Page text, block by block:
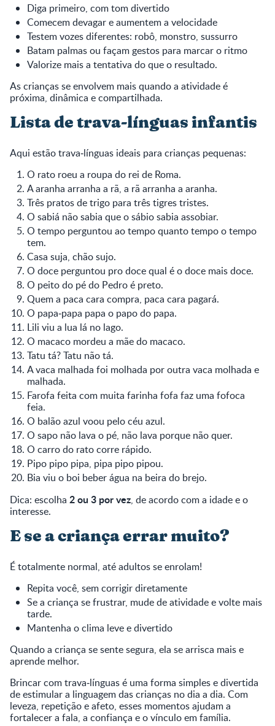
Diga primeiro, com tom divertido
Comecem devagar e aumentem a velocidade
Testem vozes diferentes: robô, monstro, sussurro
Batam palmas ou façam gestos para marcar o ritmo
Valorize mais a tentativa do que o resultado.
As crianças se envolvem mais quando a atividade é
próxima, dinâmica e compartilhada.
Lista de trava‑línguas infantis
Aqui estão trava‑línguas ideais para crianças pequenas:
O rato roeu a roupa do rei de Roma.
A aranha arranha a rã, a rã arranha a aranha.
Três pratos de trigo para três tigres tristes.
O sabiá não sabia que o sábio sabia assobiar.
O tempo perguntou ao tempo quanto tempo o tempo
tem.
Casa suja, chão sujo.
O doce perguntou pro doce qual é o doce mais doce.
O peito do pé do Pedro é preto.
Quem a paca cara compra, paca cara pagará.
O papa‑papa papa o papo do papa.
Lili viu a lua lá no lago.
O macaco mordeu a mãe do macaco.
Tatu tá? Tatu não tá.
A vaca malhada foi molhada por outra vaca molhada e
malhada.
Farofa feita com muita farinha fofa faz uma fofoca
feia.
O balão azul voou pelo céu azul.
O sapo não lava o pé, não lava porque não quer.
O carro do rato corre rápido.
Pipo pipo pipa, pipa pipo pipou.
Bia viu o boi beber água na beira do brejo.
Dica: escolha 2 ou 3 por vez, de acordo com a idade e o
interesse.
E se a criança errar muito?
É totalmente normal, até adultos se enrolam!
Repita você, sem corrigir diretamente
Se a criança se frustrar, mude de atividade e volte mais
tarde.
Mantenha o clima leve e divertido
Quando a criança se sente segura, ela se arrisca mais e
aprende melhor.
Brincar com trava‑línguas é uma forma simples e divertida
de estimular a linguagem das crianças no dia a dia. Com
leveza, repetição e afeto, esses momentos ajudam a
fortalecer a fala, a confiança e o vínculo em família.